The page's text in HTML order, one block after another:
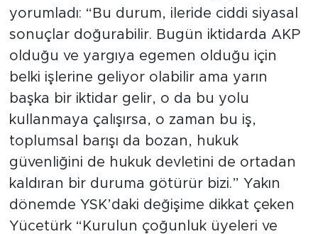
yorumladı: “Bu durum, ileride ciddi siyasal
sonuçlar doğurabilir. Bugün iktidarda AKP
olduğu ve yargıya egemen olduğu için
belki işlerine geliyor olabilir ama yarın
başka bir iktidar gelir, o da bu yolu
kullanmaya çalışırsa, o zaman bu iş,
toplumsal barışı da bozan, hukuk
güvenliğini de hukuk devletini de ortadan
kaldıran bir duruma götürür bizi.” Yakın
dönemde YSK’daki değişime dikkat çeken
Yücetürk “Kurulun çoğunluk üyeleri ve